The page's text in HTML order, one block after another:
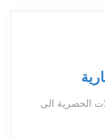
الحصرية الى